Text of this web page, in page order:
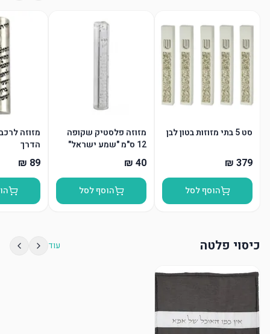
סט 5 בתי מזוזות בטון לבן
הוסף לסל
מזוזה פלסטיק שקופה
12 ס"מ "שמע ישראל"
"ש" כסף
הוסף לסל
מזוזה
הדרך
כיסוי פלטה עוד